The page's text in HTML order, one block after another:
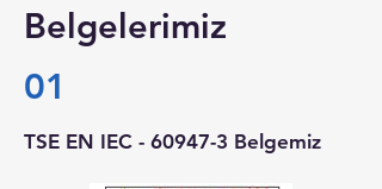
Belgelerimiz
01
TSE EN IEC - 60947-3 Belgemiz